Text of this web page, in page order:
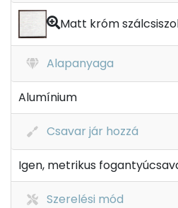
Matt króm
Alapanyaga
Alumínium
Csavar jár hozzá
Igen, metrikus
Szerelési mód